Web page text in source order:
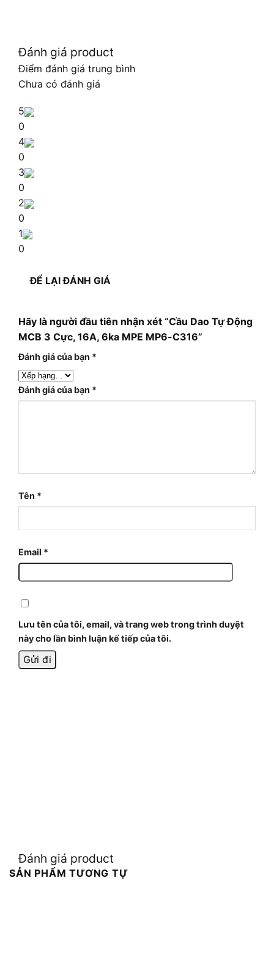
Đánh giá product
Điểm đánh giá trung bình
Chưa có đánh giá
5
0
4
0
3
0
2
0
1
0
ĐỂ LẠI ĐÁNH GIÁ
Hãy là người đầu tiên nhận xét “Cầu Dao Tự Động
MCB 3 Cực, 16A, 6ka MPE MP6-C316”
Đánh giá của bạn *
Đánh giá của bạn *
Tên *
Email *
Lưu tên của tôi, email, và trang web trong trình duyệt
này cho lần bình luận kế tiếp của tôi.
Đánh giá product
SẢN PHẨM TƯƠNG TỰ